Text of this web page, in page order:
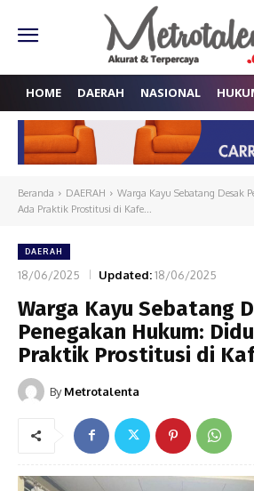
HOME DAERAH NASIONAL
Beranda DAERAH
Warga Kayu Sebatang Desak
Ada Praktik Prostitusi di Kafe...
DAERAH
18/06/2025 Updated:18/06/2025
Warga Kayu Sebatang
Penegakan Hukum:
Praktik Prostitusi di
By Metrotalenta